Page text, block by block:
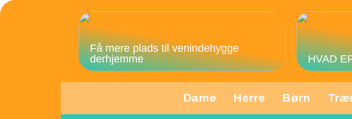
Få mere plads til venindehygge
derhjemme
HVAD
Dame Herre Børn